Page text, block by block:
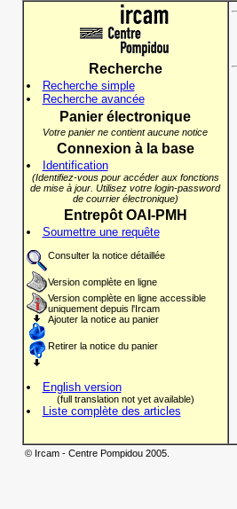
Recherche
Recherche simple
Recherche avancée
Panier électronique
Votre panier ne contient aucune notice
Connexion à la base
Identification
(Identifiez-vous pour accéder aux fonctions
de mise à jour. Utilisez votre login-password
de courrier électronique)
Entrepôt OAI-PMH
Soumettre une requête
Consulter la notice détaillée
Version complète en ligne
Version complète en ligne accessible
uniquement depuis l'Ircam
Ajouter la notice au panier
Retirer la notice du panier
English version
(full translation not yet available)
Liste complète des articles
© Ircam - Centre Pompidou 2005.